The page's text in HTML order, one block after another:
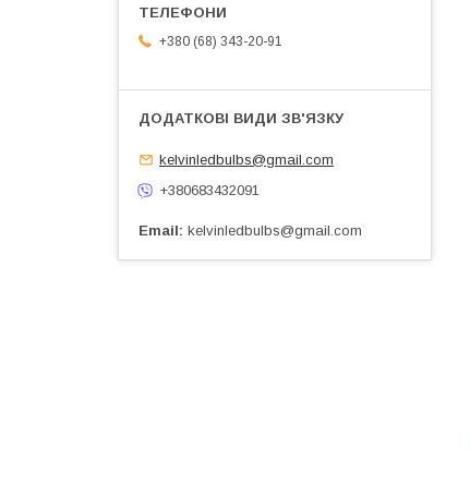
+380 (68) 343-20-91
kelvinledbulbs@gmail.com
+380683432091
Email kelvinledbulbs@gmail.com